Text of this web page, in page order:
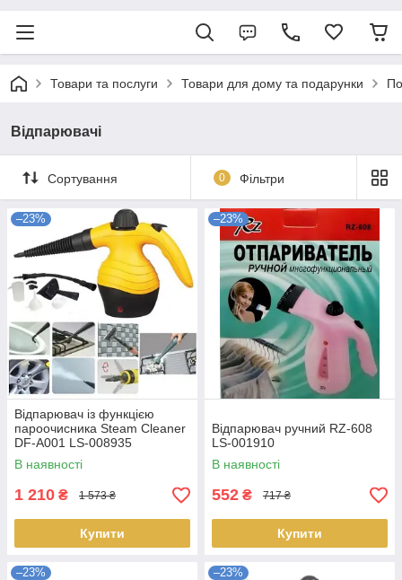
Товари та послуги Товари для дому та подарунки
Відпарювачі
Сортування 0 Фільтри
–23%
Відпарювач із функцією
пароочисника Steam Cleaner
DF-A001 LS-008935
В наявності
1 210 ₴ 1 573 ₴
Купити
–23%
Відпарювач ручний RZ-608
LS-001910
В наявності
552 ₴ 717 ₴
Купити
–23% –23%